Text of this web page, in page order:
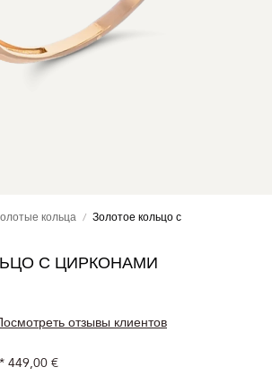
кольца
Золотое кольцо с
С ЦИРКОНАМИ
отзывы клиентов
449,00 €